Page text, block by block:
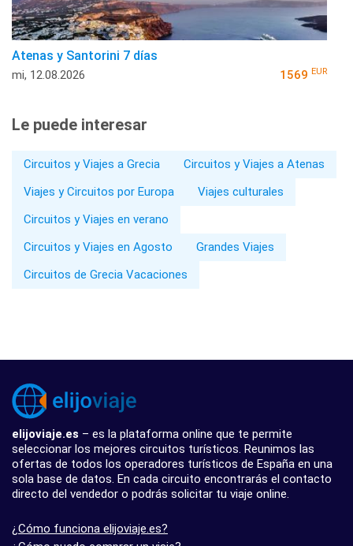
Atenas y Santorini 7 días
mi, 12.08.2026 1569 EUR
Le puede interesar
Circuitos y Viajes a Grecia
Circuitos y Viajes a Atenas
Viajes y Circuitos por Europa
Viajes culturales
Circuitos y Viajes en verano
Circuitos y Viajes en Agosto
Grandes Viajes
Circuitos de Grecia Vacaciones
elijoviaje.es – es la plataforma online que te permite
seleccionar los mejores circuitos turísticos. Reunimos las
ofertas de todos los operadores turísticos de España en una
sola base de datos. En cada circuito encontrarás el contacto
directo del vendedor o podrás solicitar tu viaje online.
¿Cómo funciona elijoviaje.es?